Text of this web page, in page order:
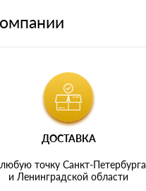
ДОСТАВКА
точку Санкт-Петербурга
и Ленинградской области